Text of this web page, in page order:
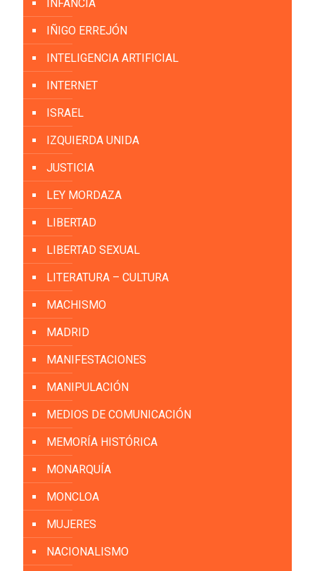
INFANCIA
IÑIGO ERREJÓN
INTELIGENCIA ARTIFICIAL
INTERNET
ISRAEL
IZQUIERDA UNIDA
JUSTICIA
LEY MORDAZA
LIBERTAD
LIBERTAD SEXUAL
LITERATURA – CULTURA
MACHISMO
MADRID
MANIFESTACIONES
MANIPULACIÓN
MEDIOS DE COMUNICACIÓN
MEMORÍA HISTÓRICA
MONARQUÍA
MONCLOA
MUJERES
NACIONALISMO